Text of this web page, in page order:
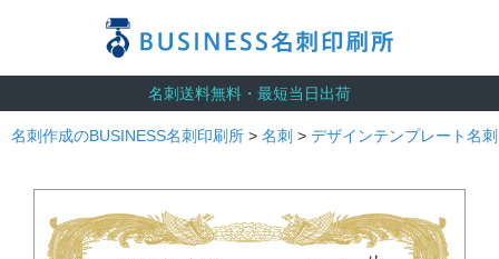
名刺送料無料・最短当日出荷
名刺作成のBUSINESS名刺印刷所 > 名刺 > デザインテンプレート名刺